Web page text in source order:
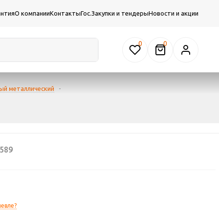
О компанииКонтактыГос.Закупки и тендерыНовости и акции
0
металлический
-